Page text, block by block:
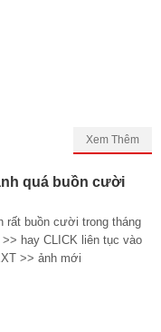
Xem Thêm
quá buồn cười
rất buồn cười trong tháng
hay CLICK liên tục vào
>> ảnh mới